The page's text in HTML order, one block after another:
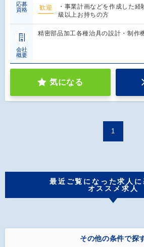
応募
資格
歓迎
・事業計画などを作成した
級以上お持ちの方
会社
概要
精密部品加工各種治具の設計・制作
気になる
1
最近ご覧になった求人に
オススメ求人
その他の条件で探